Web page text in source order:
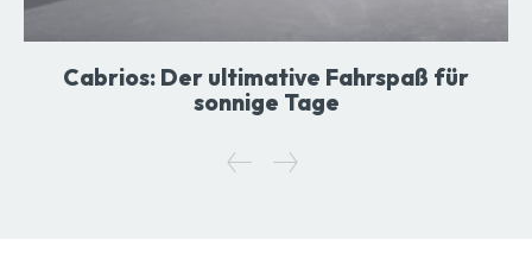
Cabrios: Der ultimative Fahrspaß für
sonnige Tage